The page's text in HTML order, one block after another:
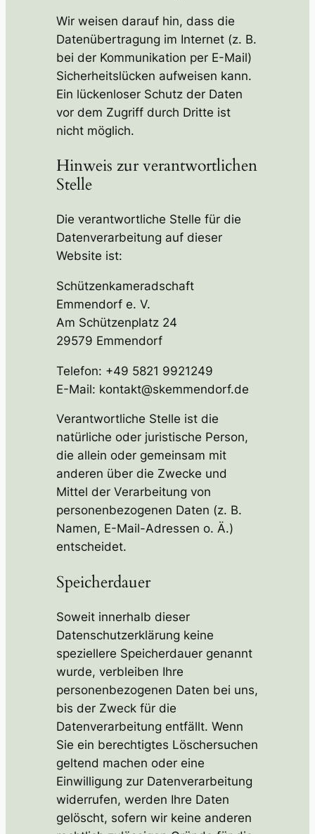
Wir weisen darauf hin, dass die
Datenübertragung im Internet (z. B.
bei der Kommunikation per E-Mail)
Sicherheitslücken aufweisen kann.
Ein lückenloser Schutz der Daten
vor dem Zugriff durch Dritte ist
nicht möglich.
Hinweis zur verantwortlichen
Stelle
Die verantwortliche Stelle für die
Datenverarbeitung auf dieser
Website ist:
Schützenkameradschaft
Emmendorf e. V.
Am Schützenplatz 24
29579 Emmendorf
Telefon: +49 5821 9921249
E-Mail: kontakt@skemmendorf.de
Verantwortliche Stelle ist die
natürliche oder juristische Person,
die allein oder gemeinsam mit
anderen über die Zwecke und
Mittel der Verarbeitung von
personenbezogenen Daten (z. B.
Namen, E-Mail-Adressen o. Ä.)
entscheidet.
Speicherdauer
Soweit innerhalb dieser
Datenschutzerklärung keine
speziellere Speicherdauer genannt
wurde, verbleiben Ihre
personenbezogenen Daten bei uns,
bis der Zweck für die
Datenverarbeitung entfällt. Wenn
Sie ein berechtigtes Löschersuchen
geltend machen oder eine
Einwilligung zur Datenverarbeitung
widerrufen, werden Ihre Daten
gelöscht, sofern wir keine anderen